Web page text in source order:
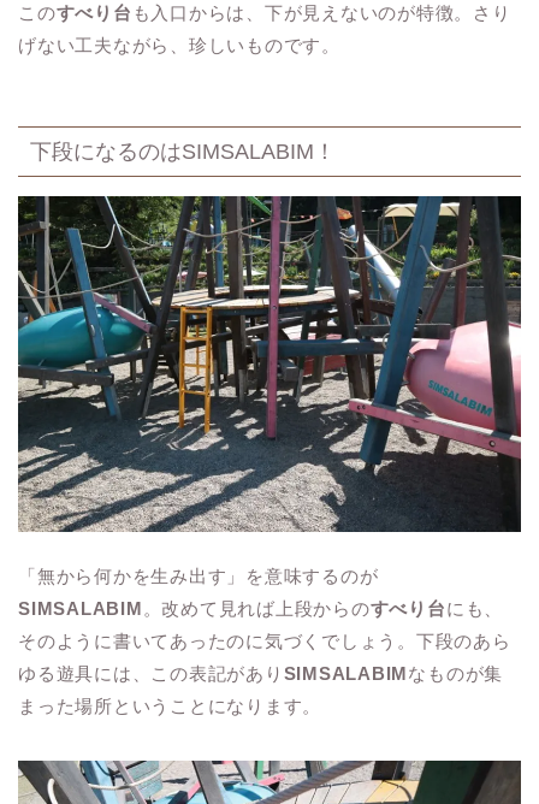
このすべり台 も入口からは、下が見えないのが特徴。さり
げない工夫ながら、珍しいものです。
下段になるのはSIMSALABIM！
「無から何かを生み出す」を意味するのが
SIMSALABIM 。改めて見れば上段からのすべり台にも、
そのように書いてあったのに気づくでしょう。下段のあら
ゆる遊具には、この表記があり SIMSALABIMなものが集
まった場所ということになります。